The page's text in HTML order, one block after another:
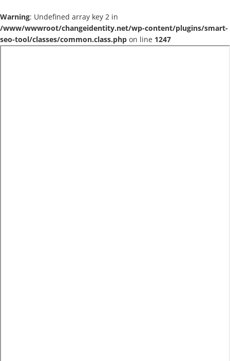
Warning: Undefined array key 2 in
/www/wwwroot/changeidentity.net/wp-content/plugins/smart-
seo-tool/classes/common.class.php on line 1247